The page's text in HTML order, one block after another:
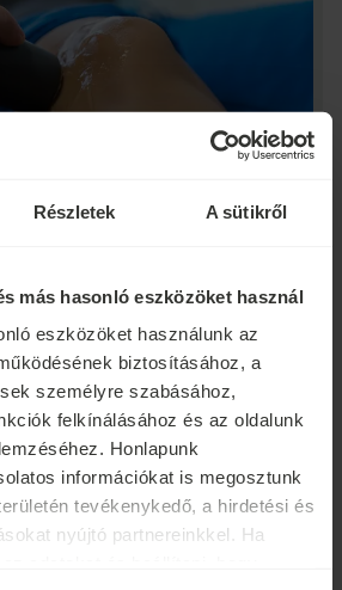
Részletek A sütikről
más hasonló eszközöket használ
eszközöket használunk az
biztosításához, a
személyre szabásához,
felkínálásához és az oldalunk
Honlapunk
információkat is megosztunk
tevékenykedő, a hirdetési és
nyújtó partnereinkkel. Ha
Kérdések
szolgáltatásainkkal kapcsolatos kérdéseivel
A hűségprogramunkkal kapcsolatos
és válaszokért kattintson ide.